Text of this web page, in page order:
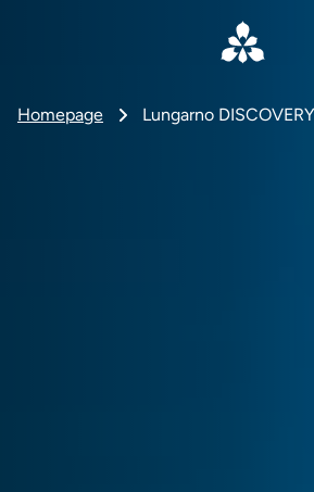
Homepage Lungarno